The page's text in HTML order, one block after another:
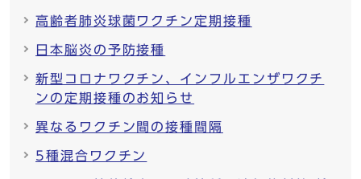
高齢者肺炎球菌ワクチン定期接種
日本脳炎の予防接種
新型コロナワクチン、インフルエンザワクチ
ンの定期接種のお知らせ
異なるワクチン間の接種間隔
5種混合ワクチン